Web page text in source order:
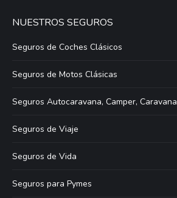
NUESTROS SEGUROS
Seguros de Coches Clásicos
Seguros de Motos Clásicas
Seguros Autocaravana, Camper, Caravana
Seguros de Viaje
Seguros de Vida
Seguros para Pymes